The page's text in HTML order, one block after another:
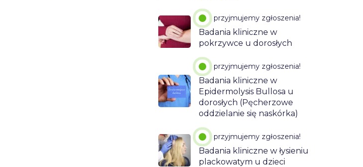
przyjmujemy zgłoszenia!
Badania kliniczne w
pokrzywce u dorosłych
przyjmujemy zgłoszenia!
Badania kliniczne w
Epidermolysis Bullosa u
dorosłych (Pęcherzowe
oddzielanie się naskórka)
przyjmujemy zgłoszenia!
Badania kliniczne w łysieniu
plackowatym u dzieci